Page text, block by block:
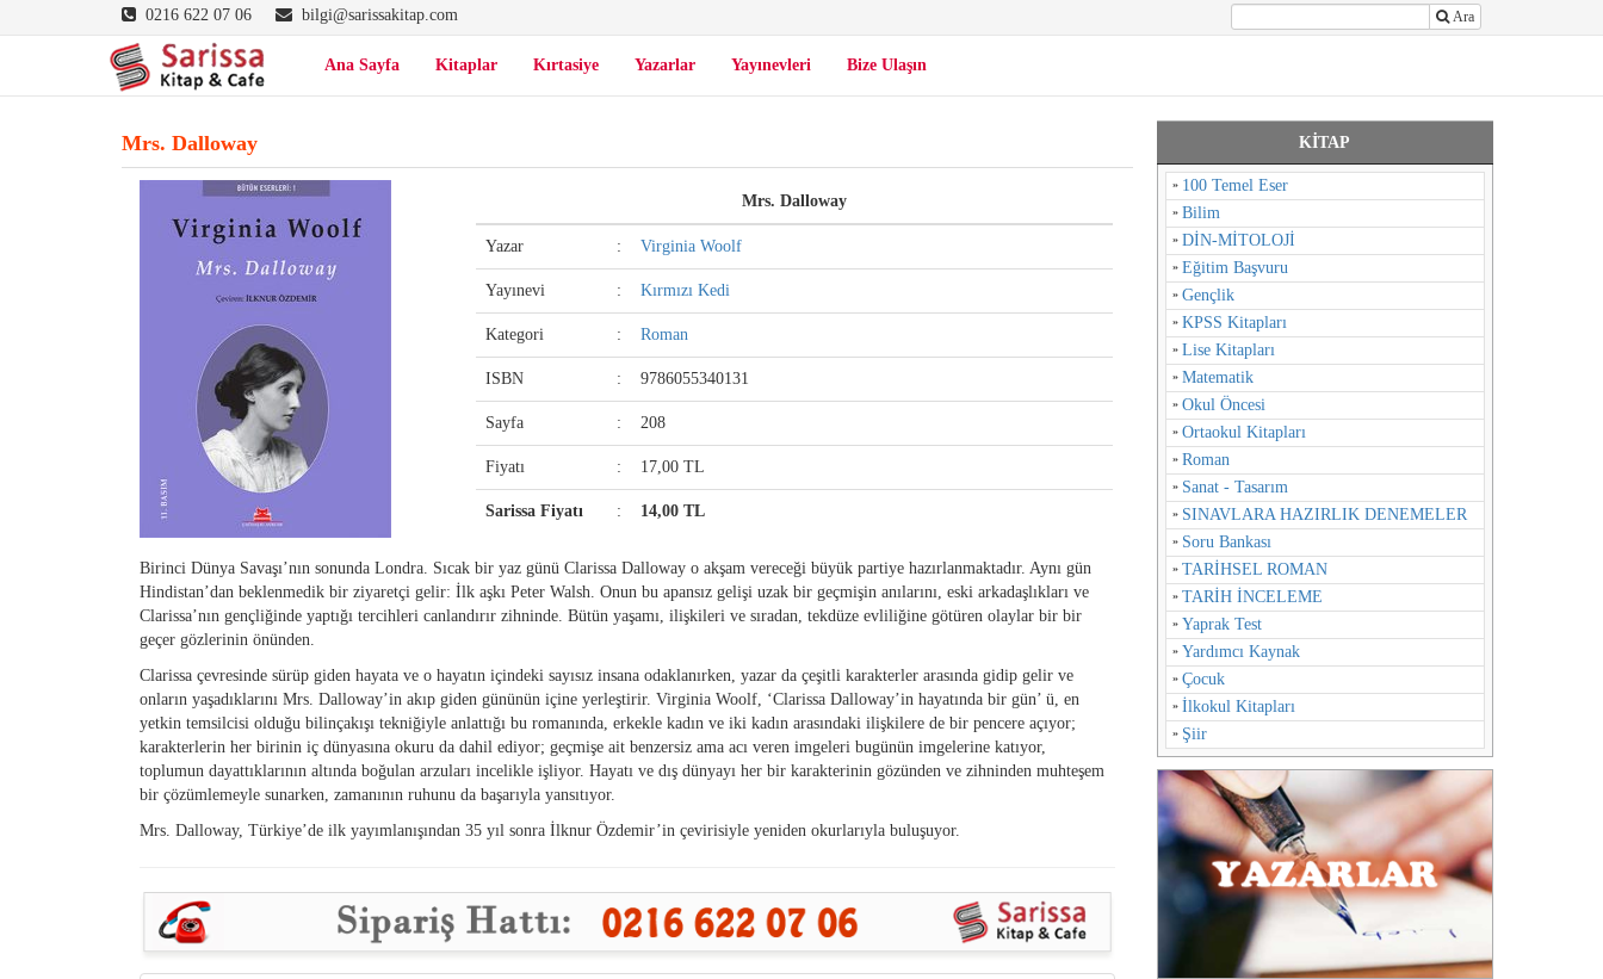
0216 622 07 06 bilgi@sarissakitap.com Ara
Ana Sayfa Kitaplar Kırtasiye Yazarlar Yayınevleri Bize Ulaşın
Mrs. Dalloway
Mrs. Dalloway
Yazar : Virginia Woolf
Yayınevi : Kırmızı Kedi
Kategori : Roman
ISBN : 9786055340131
Sayfa : 208
Fiyatı : 17,00 TL
Sarissa Fiyatı : 14,00 TL
Birinci Dünya Savaşı’nın sonunda Londra. Sıcak bir yaz günü Clarissa Dalloway o akşam vereceği büyük partiye hazırlanmaktadır. Aynı gün
Hindistan’dan beklenmedik bir ziyaretçi gelir: İlk aşkı Peter Walsh. Onun bu apansız gelişi uzak bir geçmişin anılarını, eski arkadaşlıkları ve
Clarissa’nın gençliğinde yaptığı tercihleri canlandırır zihninde. Bütün yaşamı, ilişkileri ve sıradan, tekdüze evliliğine götüren olaylar bir bir
geçer gözlerinin önünden.
Clarissa çevresinde sürüp giden hayata ve o hayatın içindeki sayısız insana odaklanırken, yazar da çeşitli karakterler arasında gidip gelir ve
onların yaşadıklarını Mrs. Dalloway’in akıp giden gününün içine yerleştirir. Virginia Woolf, ‘Clarissa Dalloway’in hayatında bir gün’ ü, en
yetkin temsilcisi olduğu bilinçakışı tekniğiyle anlattığı bu romanında, erkekle kadın ve iki kadın arasındaki ilişkilere de bir pencere açıyor;
karakterlerin her birinin iç dünyasına okuru da dahil ediyor; geçmişe ait benzersiz ama acı veren imgeleri bugünün imgelerine katıyor,
toplumun dayattıklarının altında boğulan arzuları incelikle işliyor. Hayatı ve dış dünyayı her bir karakterinin gözünden ve zihninden muhteşem
bir çözümlemeyle sunarken, zamanının ruhunu da başarıyla yansıtıyor.
Mrs. Dalloway, Türkiye’de ilk yayımlanışından 35 yıl sonra İlknur Özdemir’in çevirisiyle yeniden okurlarıyla buluşuyor.
KİTAP
100 Temel Eser
Bilim
DİN-MİTOLOJİ
Eğitim Başvuru
Gençlik
KPSS Kitapları
Lise Kitapları
Matematik
Okul Öncesi
Ortaokul Kitapları
Roman
Sanat - Tasarım
SINAVLARA HAZIRLIK DENEMELER
Soru Bankası
TARİHSEL ROMAN
TARİH İNCELEME
Yaprak Test
Yardımcı Kaynak
Çocuk
İlkokul Kitapları
Şiir